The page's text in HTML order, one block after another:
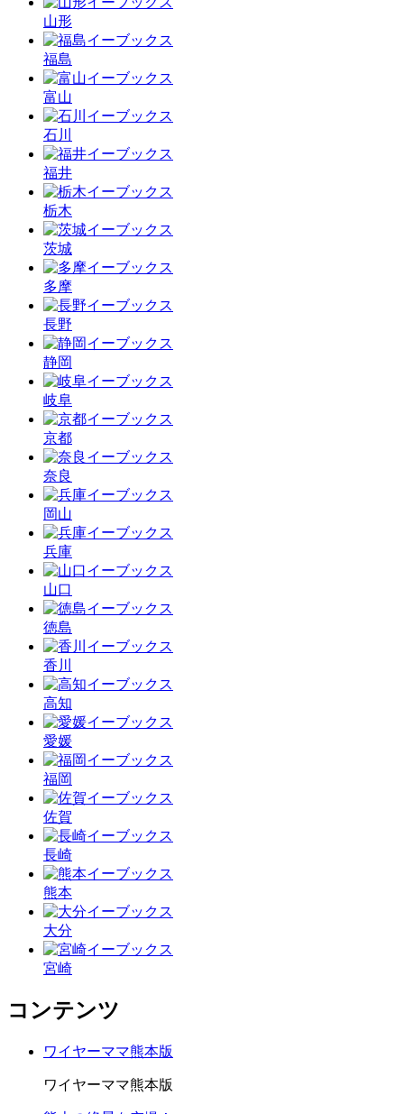
山形
福島
富山
石川
福井
栃木
茨城
多摩
長野
静岡
岐阜
京都
奈良
岡山
兵庫
山口
徳島
香川
高知
愛媛
福岡
佐賀
長崎
熊本
大分
宮崎
コンテンツ
ワイヤーママ熊本版
ワイヤーママ熊本版